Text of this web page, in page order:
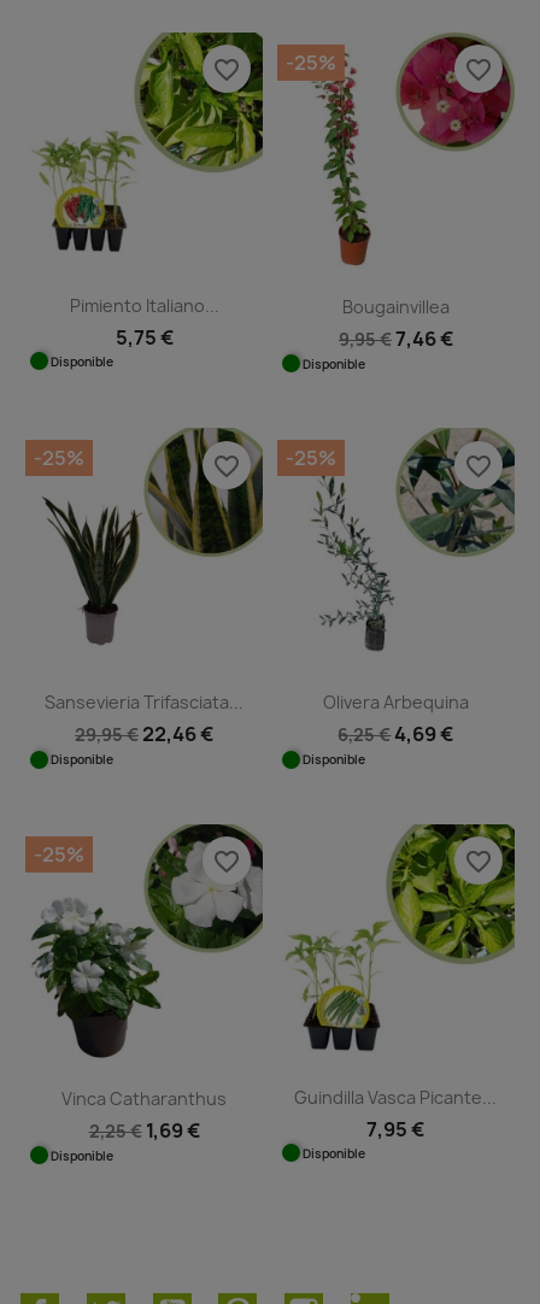
Pimiento Italiano...
5,75 €
Disponible
favorite_border
Bougainvillea
9,95 €7,46 €
Disponible
-25% favorite_border
Sansevieria Trifasciata...
29,95 € 22,46 €
Disponible
-25% favorite_border
Olivera Arbequina
6,25 €4,69 €
Disponible
-25% favorite_border
Vinca Catharanthus
2,25 € 1,69 €
Disponible
-25% favorite_border
Guindilla Vasca Picante...
7,95 €
Disponible
favorite_border